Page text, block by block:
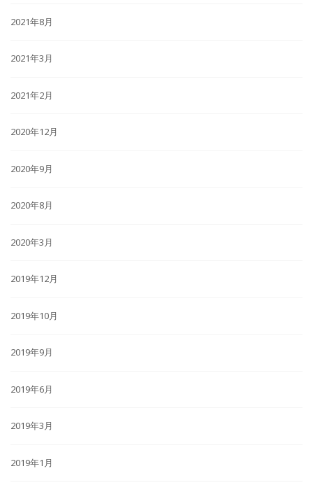
2021年8月
2021年3月
2021年2月
2020年12月
2020年9月
2020年8月
2020年3月
2019年12月
2019年10月
2019年9月
2019年6月
2019年3月
2019年1月